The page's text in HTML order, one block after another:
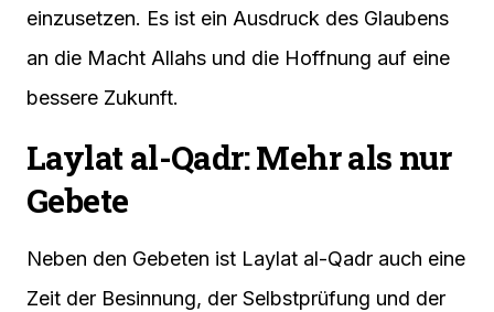
einzusetzen. Es ist ein Ausdruck des Glaubens
an die Macht Allahs und die Hoffnung auf eine
bessere Zukunft.
Laylat al-Qadr: Mehr als nur
Gebete
Neben den Gebeten ist Laylat al-Qadr auch eine
Zeit der Besinnung, der Selbstprüfung und der